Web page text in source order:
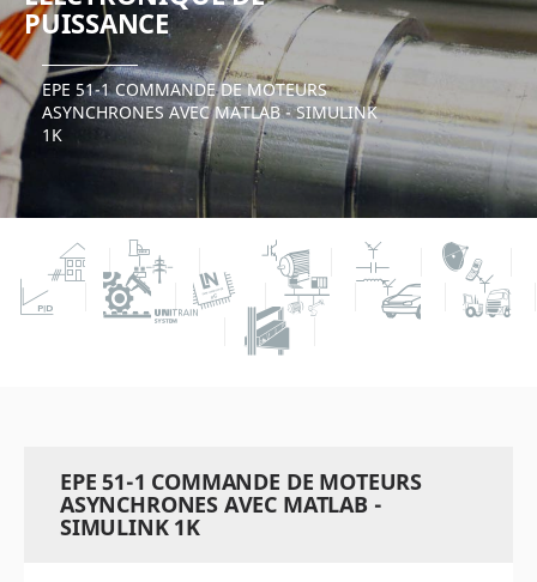
PUISSANCE
EPE 51-1 COMMANDE DE MOTEURS
ASYNCHRONES AVEC MATLAB - SIMULINK
1K
EPE 51-1 COMMANDE DE MOTEURS
ASYNCHRONES AVEC MATLAB -
SIMULINK 1K